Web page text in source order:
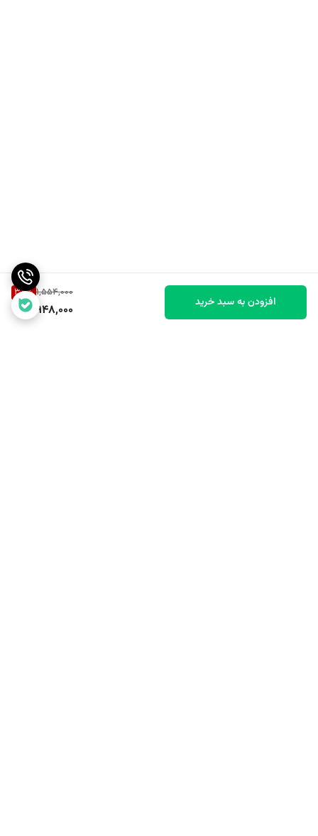
1,554,000
38%
948,000 افزودن به سبد خرید